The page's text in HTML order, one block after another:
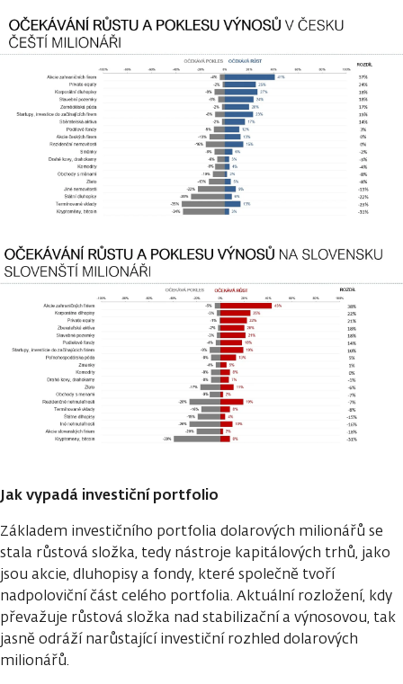
Jak vypadá investiční portfolio
Základem investičního portfolia dolarových milionářů se
stala růstová složka, tedy nástroje kapitálových trhů, jako
jsou akcie, dluhopisy a fondy, které společně tvoří
nadpoloviční část celého portfolia. Aktuální rozložení, kdy
převažuje růstová složka nad stabilizační a výnosovou, tak
jasně odráží narůstající investiční rozhled dolarových
milionářů.